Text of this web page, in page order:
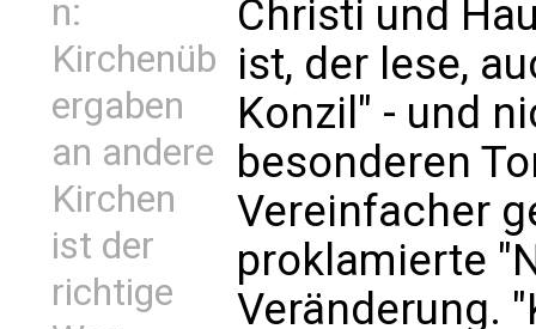
n:
Kirchenüb
ergaben
an andere
Kirchen
ist der
richtige
Christi und
ist, der lese,
Konzil" - und
besonderen
Vereinfacher
proklamierte
Veränderung.